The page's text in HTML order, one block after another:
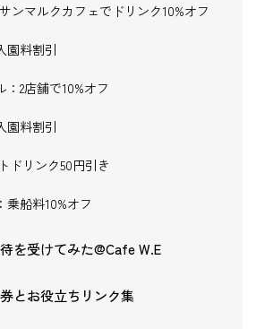
ンマルクカフェでドリンク10%オフ
園料割引
2店舗で10%オフ
園料割引
ドリンク50円引き
乗船料10%オフ
を受けてみた@Cafe W.E
とお役立ちリンク集